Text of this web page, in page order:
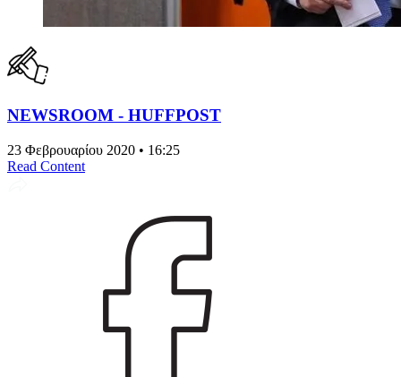
NEWSROOM - HUFFPOST
23 Φεβρουαρίου 2020 • 16:25
Read Content